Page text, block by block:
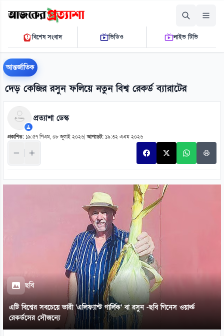
শুক্রবার, ০৭ আগস্ট ২০২৬
০৫:৫০:২৬ পি.এম.THE DAILY AJKER PROTTASHA
বিশেষ সংবাদ ভিডিও লাইভ টিভি
আন্তর্জাতিক
দেড় কেজির রসুন ফলিয়ে নতুন বিশ্ব রেকর্ড ব্যারাটের
প্রত্যাশা ডেস্ক
প্রকাশিত: ১৯:৫৭ পিএম, ০৮ জুলাই ২০২৬ |আপডেট: ১৯:৩২ এএম ২০২৬
ছবি
এটি বিশ্বের সবচেয়ে ভারী ‘এলিফ্যান্ট গার্লিক’ বা রসুন -ছবি গিনেস ওয়ার্ল্ড
রেকর্ডসের সৌজন্যে